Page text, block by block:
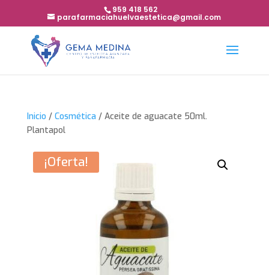
959 418 562
parafarmaciahuelvaestetica@gmail.com
Inicio / Cosmética / Aceite de aguacate 50ml.
Plantapol
¡Oferta!